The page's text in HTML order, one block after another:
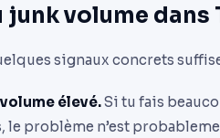
volume dans
signaux concrets
élevé.Si tu fais
le problème n’est